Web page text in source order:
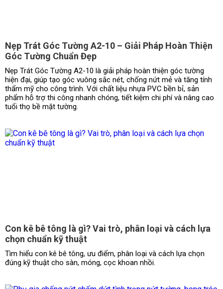
Nẹp Trát Góc Tường A2-10 – Giải Pháp Hoàn Thiện
Góc Tường Chuẩn Đẹp
Nẹp Trát Góc Tường A2-10 là giải pháp hoàn thiện góc tường
hiện đại, giúp tạo góc vuông sắc nét, chống nứt mẻ và tăng tính
thẩm mỹ cho công trình. Với chất liệu nhựa PVC bền bỉ, sản
phẩm hỗ trợ thi công nhanh chóng, tiết kiệm chi phí và nâng cao
tuổi thọ bề mặt tường.
Con kê bê tông là gì? Vai trò, phân loại và cách lựa
chọn chuẩn kỹ thuật
Tìm hiểu con kê bê tông, ưu điểm, phân loại và cách lựa chọn
đúng kỹ thuật cho sàn, móng, cọc khoan nhồi.